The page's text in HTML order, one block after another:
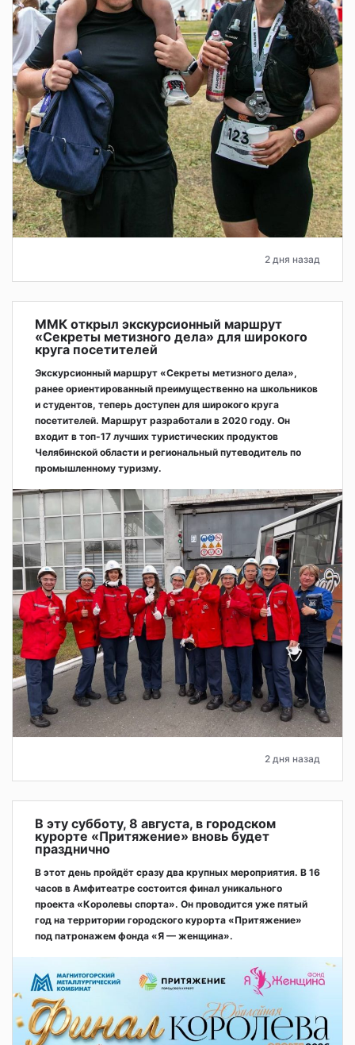
2 дня назад
ММК открыл экскурсионный маршрут
«Секреты метизного дела» для широкого
круга посетителей
Экскурсионный маршрут «Секреты метизного дела»,
ранее ориентированный преимущественно на школьников
и студентов, теперь доступен для широкого круга
посетителей. Маршрут разработали в 2020 году. Он
входит в топ-17 лучших туристических продуктов
Челябинской области и региональный путеводитель по
промышленному туризму.
2 дня назад
В эту субботу, 8 августа, в городском
курорте «Притяжение» вновь будет
празднично
В этот день пройдёт сразу два крупных мероприятия. В 16
часов в Амфитеатре состоится финал уникального
проекта «Королевы спорта». Он проводится уже пятый
год на территории городского курорта «Притяжение»
под патронажем фонда «Я — женщина».